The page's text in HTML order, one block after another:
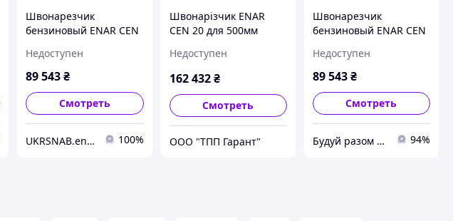
Швонарезчик
бензиновый ENAR CEN
Недоступен
89 543₴
Смотреть
UKRSNAB.energo 100%
Швонарізчик ENAR
CEN 20 для 500мм
Honda GX390
Недоступен
162 432 ₴
Смотреть
ООО "ТПП Гарант"
Швонарезчик
бензиновый ENAR CEN
Недоступен
89 543₴
Смотреть
Будуй разом з нами 94%